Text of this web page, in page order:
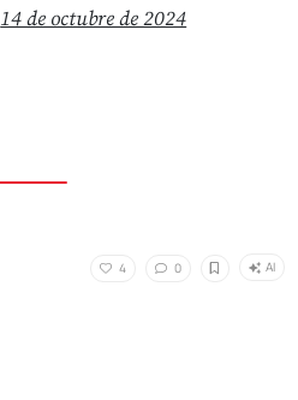
14 de octubre de 2024
4 0 AI